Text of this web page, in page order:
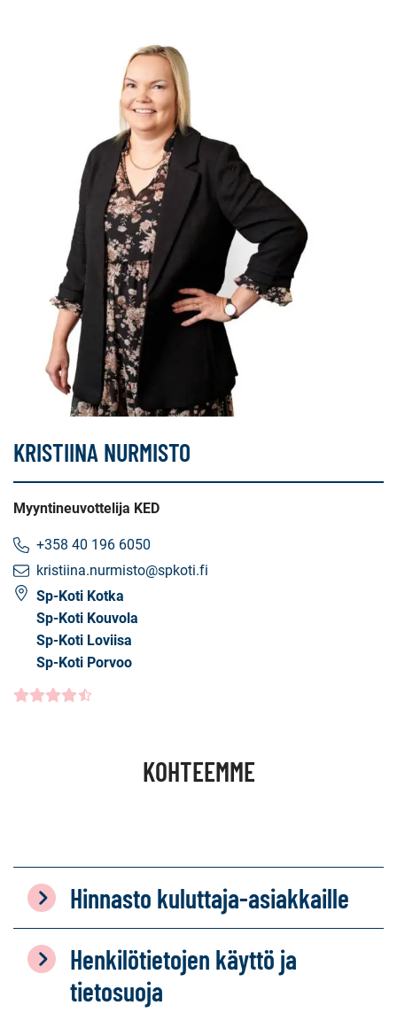
KRISTIINA NURMISTO
Myyntineuvottelija KED
+358 40 196 6050
kristiina.nurmisto@spkoti.fi
Sp-Koti Kotka
Sp-Koti Kouvola
Sp-Koti Loviisa
Sp-Koti Porvoo
Asiakasarvio
KOHTEEMME
Hinnasto kuluttaja-asiakkaille
Henkilötietojen käyttö ja
tietosuoja